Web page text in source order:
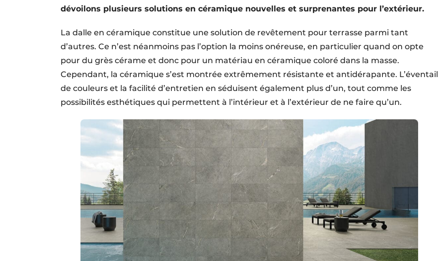
dévoilons plusieurs solutions en céramique nouvelles et surprenantes pour l’extérieur.
La dalle en céramique constitue une solution de revêtement pour terrasse parmi tant
d’autres. Ce n’est néanmoins pas l’option la moins onéreuse, en particulier quand on opte
pour du grès cérame et donc pour un matériau en céramique coloré dans la masse.
Cependant, la céramique s’est montrée extrêmement résistante et antidérapante. L’éventail
de couleurs et la facilité d’entretien en séduisent également plus d’un, tout comme les
possibilités esthétiques qui permettent à l’intérieur et à l’extérieur de ne faire qu’un.